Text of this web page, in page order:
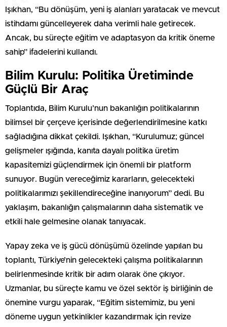
Işıkhan, “Bu dönüşüm, yeni iş alanları yaratacak ve mevcut
istihdamı güncelleyerek daha verimli hale getirecek.
Ancak, bu süreçte eğitim ve adaptasyon da kritik öneme
sahip” ifadelerini kullandı.
Bilim Kurulu: Politika Üretiminde
Güçlü Bir Araç
Toplantıda, Bilim Kurulu’nun bakanlığın politikalarının
bilimsel bir çerçeve içerisinde değerlendirilmesine katkı
sağladığına dikkat çekildi. Işıkhan, “Kurulumuz; güncel
gelişmeler ışığında, kanıta dayalı politika üretim
kapasitemizi güçlendirmek için önemli bir platform
sunuyor. Bugün vereceğimiz kararların, gelecekteki
politikalarımızı şekillendireceğine inanıyorum” dedi. Bu
yaklaşım, bakanlığın çalışmalarının daha sistematik ve
etkili hale gelmesine olanak tanıyacak.
Yapay zeka ve iş gücü dönüşümü özelinde yapılan bu
toplantı, Türkiye’nin gelecekteki çalışma politikalarının
belirlenmesinde kritik bir adım olarak öne çıkıyor.
Uzmanlar, bu süreçte kamu ve özel sektör iş birliğinin de
önemine vurgu yaparak, “Eğitim sistemimiz, bu yeni
döneme uygun yetkinlikler kazandırmak için revize